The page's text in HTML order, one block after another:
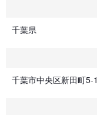
千葉県
千葉市中央区新田町5-1